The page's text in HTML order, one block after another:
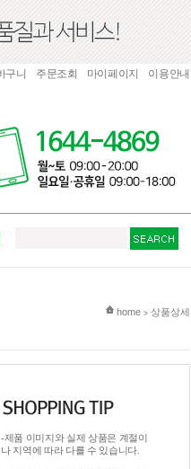
구니 주문조회 마이페이지 이용안내
현재 위치
home > 상품상세
-제품 이미지와 실제 상품은 계절이
나 지역에 따라 다를 수 있습니다.